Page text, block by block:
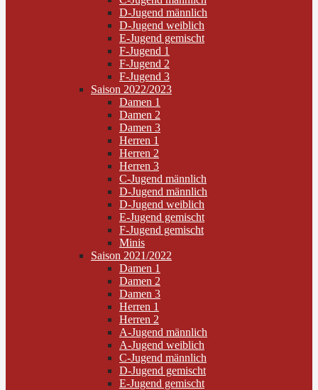
D-Jugend männlich
D-Jugend weiblich
E-Jugend gemischt
F-Jugend 1
F-Jugend 2
F-Jugend 3
Saison 2022/2023
Damen 1
Damen 2
Damen 3
Herren 1
Herren 2
Herren 3
C-Jugend männlich
D-Jugend männlich
D-Jugend weiblich
E-Jugend gemischt
F-Jugend gemischt
Minis
Saison 2021/2022
Damen 1
Damen 2
Damen 3
Herren 1
Herren 2
A-Jugend männlich
A-Jugend weiblich
C-Jugend männlich
D-Jugend gemischt
E-Jugend gemischt